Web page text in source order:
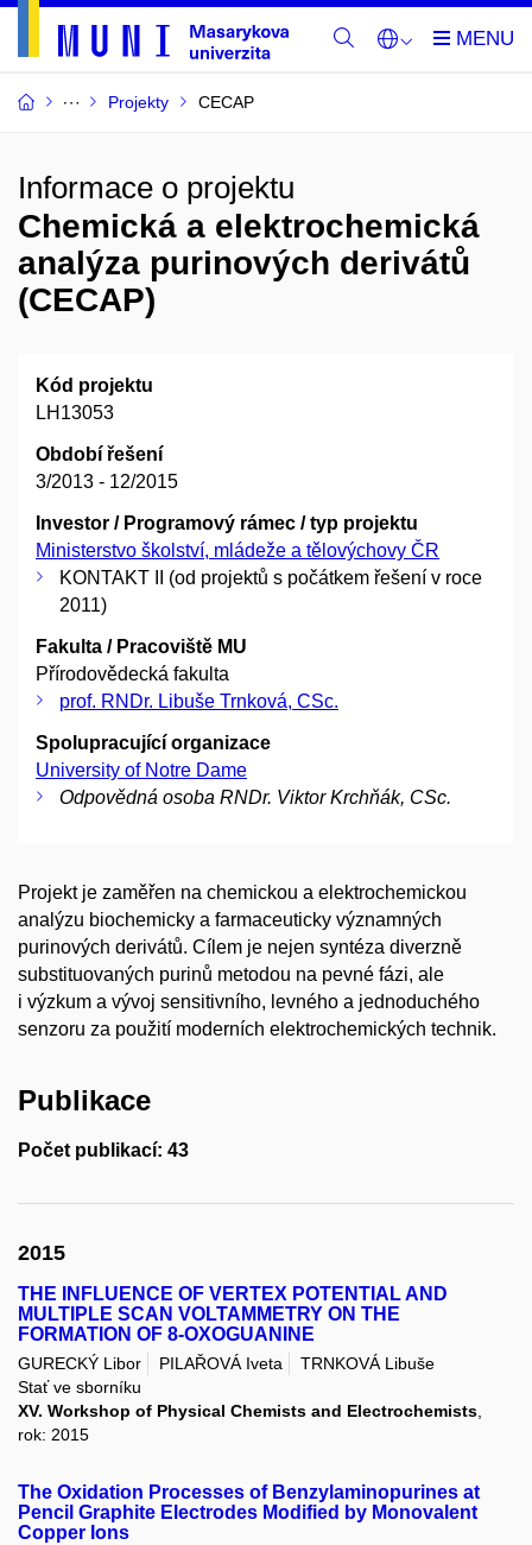
Projekty CECAP
Informace o projektu
Chemická a elektrochemická
analýza purinových derivátů
(CECAP)
Kód projektu
LH13053
Období řešení
3/2013 - 12/2015
Investor / Programový rámec / typ projektu
Ministerstvo školství, mládeže a tělovýchovy ČR
KONTAKT II (od projektů s počátkem řešení v roce
2011)
Fakulta / Pracoviště MU
Přírodovědecká fakulta
prof. RNDr. Libuše Trnková, CSc.
Spolupracující organizace
University of Notre Dame
Odpovědná osoba RNDr. Viktor Krchňák, CSc.
Projekt je zaměřen na chemickou a elektrochemickou
analýzu biochemicky a farmaceuticky významných
purinových derivátů. Cílem je nejen syntéza diverzně
substituovaných purinů metodou na pevné fázi, ale
i výzkum a vývoj sensitivního, levného a jednoduchého
senzoru za použití moderních elektrochemických technik.
Publikace
Počet publikací: 43
2015
THE INFLUENCE OF VERTEX POTENTIAL AND
MULTIPLE SCAN VOLTAMMETRY ON THE
FORMATION OF 8-OXOGUANINE
GURECKÝ Libor PILAŘOVÁ Iveta
TRNKOVÁ Libuše
Stať ve sborníku
XV. Workshop of Physical Chemists and Electrochemists
rok: 2015
The Oxidation Processes of Benzylaminopurines at
Pencil Graphite Electrodes Modified by Monovalent
Copper Ions